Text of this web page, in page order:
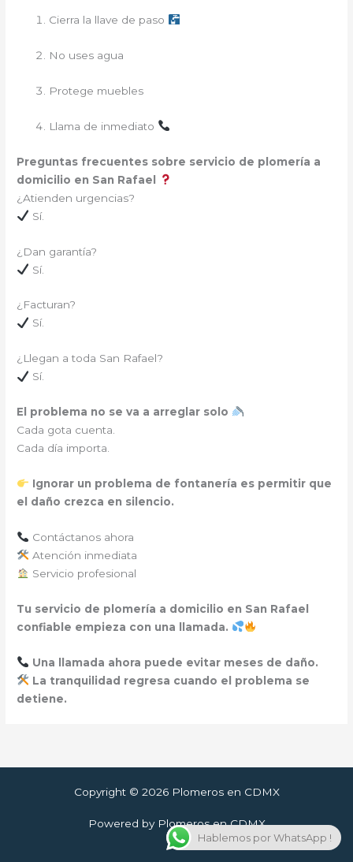
Cierra la llave de paso
No uses agua
Protege muebles
Llama de inmediato
Preguntas frecuentes sobre servicio de plomería a
domicilio en San Rafael
¿Atienden urgencias?
Sí.
¿Dan garantía?
Sí.
¿Facturan?
Sí.
¿Llegan a toda San Rafael?
Sí.
El problema no se va a arreglar solo
Cada gota cuenta.
Cada día importa.
Ignorar un problema de fontanería es permitir que
el daño crezca en silencio.
Contáctanos ahora
Atención inmediata
Servicio profesional
Tu servicio de plomería a domicilio en San Rafael
confiable empieza con una llamada.
Una llamada ahora puede evitar meses de daño.
La tranquilidad regresa cuando el problema se
detiene.
Copyright © 2026 Plomeros en CDMX
Powered by Plomeros en CDMX
Hablemos por WhatsApp !